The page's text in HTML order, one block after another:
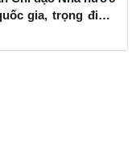
gia, trọng điểm